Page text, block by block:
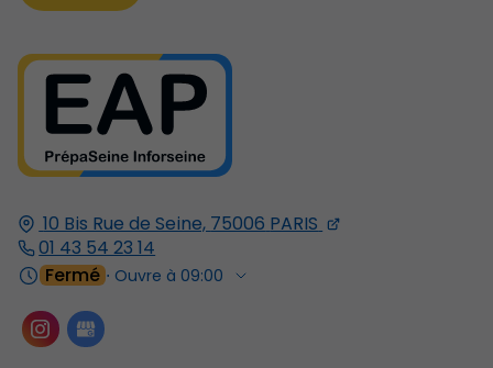
10 Bis Rue de Seine, 75006 PARIS
01 43 54 23 14
Fermé ⋅ Ouvre à 09:00